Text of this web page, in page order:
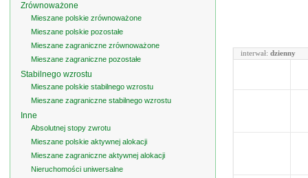
interwał: dzienny
Zrównoważone
Mieszane polskie zrównoważone
Mieszane polskie pozostałe
Mieszane zagraniczne zrównoważone
Mieszane zagraniczne pozostałe
Stabilnego wzrostu
Mieszane polskie stabilnego wzrostu
Mieszane zagraniczne stabilnego wzrostu
Inne
Absolutnej stopy zwrotu
Mieszane polskie aktywnej alokacji
Mieszane zagraniczne aktywnej alokacji
Nieruchomości uniwersalne